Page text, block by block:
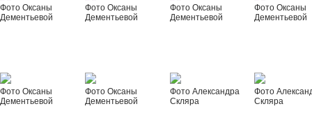
Фото Оксаны
Дементьевой
Фото Оксаны
Дементьевой
Фото Оксаны
Дементьевой
Фото Оксаны
Дементьевой
Фото Оксаны
Дементьевой
Фото Оксаны
Дементьевой
Фото Александра
Скляра
Фото
Скляра